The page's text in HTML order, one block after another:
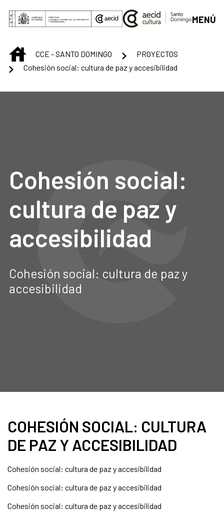
Saltar al contenido principal
MENÚ
INICIOCCE - SANTO DOMINGO
PROYECTOS
Cohesión social: cultura de paz y accesibilidad
Cohesión social:
cultura de paz y
accesibilidad
Cohesión social: cultura de paz y
accesibilidad
COHESIÓN SOCIAL: CULTURA
DE PAZ Y ACCESIBILIDAD
Cohesión social: cultura de paz y accesibilidad
Cohesión social: cultura de paz y accesibilidad
Cohesión social: cultura de paz y accesibilidad